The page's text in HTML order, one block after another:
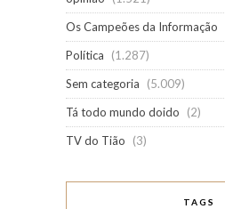
Os Campeões da Informação
Política
(1.287)
Sem categoria
(5.009)
Tá todo mundo doido
(2)
TV do Tião
(3)
TAGS